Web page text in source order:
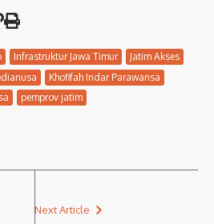
Infrastruktur Jawa Timur
Jatim Akses
Khofifah Indar Parawansa
pemprov jatim
Next Article